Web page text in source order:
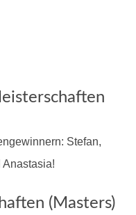
Stefan,
(Masters)